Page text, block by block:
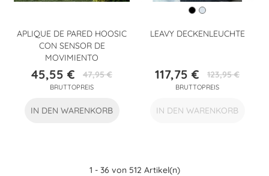
APLIQUE DE PARED HOOSIC
CON SENSOR DE
MOVIMIENTO
Preis
45,55 €Verkaufspreis
47,95 €
BRUTTOPREIS
IN DEN WARENKORB
LEAVY DECKENLEUCHTE
Preis
117,75 €Verkaufspreis
123,95 €
BRUTTOPREIS
IN DEN WARENKORB
1 - 36 von 512 Artikel(n)